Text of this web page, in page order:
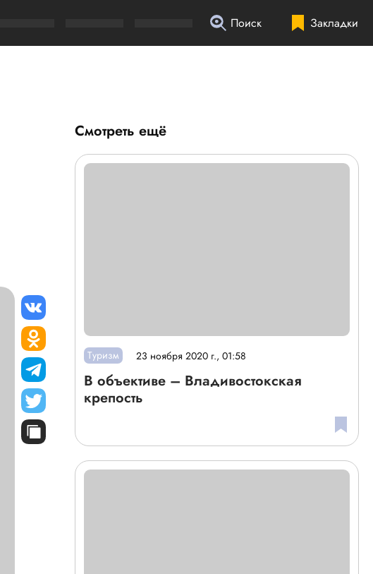
Закладки
Поиск
Смотреть ещё
Туризм 23 ноября 2020 г., 01:58
В объективе – Владивостокская
крепость